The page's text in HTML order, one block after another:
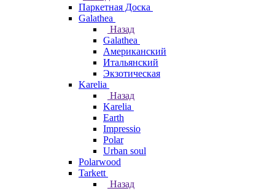
Паркетная Доска
Galathea
Назад
Galathea
Американский
Итальянский
Экзотическая
Karelia
Назад
Karelia
Earth
Impressio
Polar
Urban soul
Polarwood
Tarkett
Назад